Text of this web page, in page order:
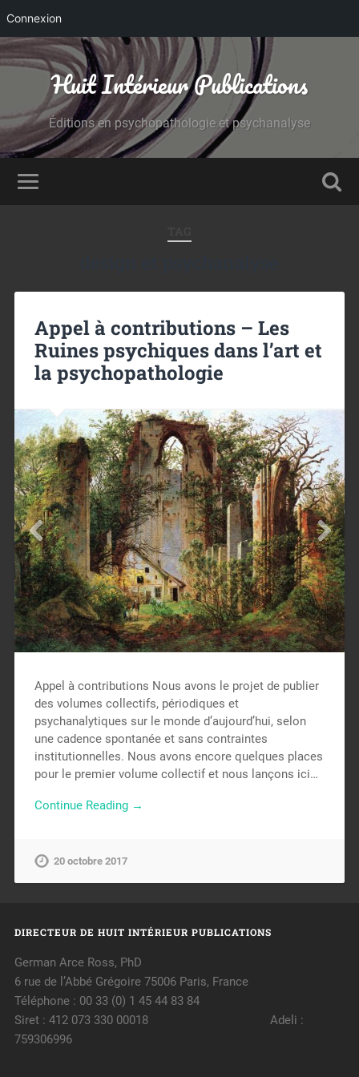
Connexion
Huit Intérieur Publications
Éditions en psychopathologie et psychanalyse
Appel à contributions – Les
Ruines psychiques dans l’art et
la psychopathologie
Appel à contributions Nous avons le projet de publier
des volumes collectifs, périodiques et
psychanalytiques sur le monde d’aujourd’hui, selon
une cadence spontanée et sans contraintes
institutionnelles. Nous avons encore quelques places
pour le premier volume collectif et nous lançons ici…
Continue Reading →
20 octobre 2017
DIRECTEUR DE HUIT INTÉRIEUR PUBLICATIONS
German Arce Ross, PhD
6 rue de l’Abbé Grégoire 75006 Paris, France
Téléphone : 00 33 (0) 1 45 44 83 84
Siret : 412 073 330 00018 Adeli :
759306996